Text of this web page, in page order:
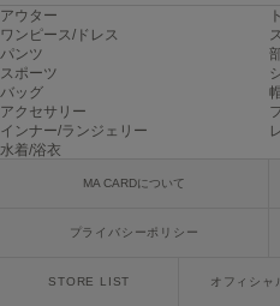
ORGUE
オルグ
ORR
オル
アウター
ワンピース/ドレス
パンツ
スポーツ
バッグ
アクセサリー
インナー/ランジェリー
水着/浴衣
MA CARDについて
プライバシーポリシー
STORE LIST オフィシャ